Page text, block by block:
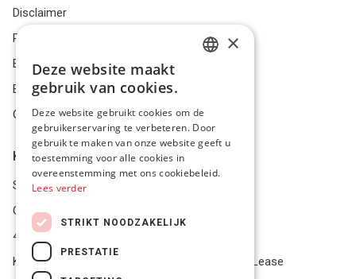
Disclaimer
Privacybeleid
Bestelling herroepen
Betalingsmiddelen
Geschillen
Klantenservice
Service Center
Onze winkel
4.9 op 5 gescoord op Trustpilot
Koop je materiaal op afbetaling met Pro Gear Lease
ENGLISH
×
Deze website maakt
gebruik van cookies.
Deze website gebruikt cookies om de
gebruikerservaring te verbeteren. Door
gebruik te maken van onze website geeft u
toestemming voor alle cookies in
overeenstemming met ons cookiebeleid.
Lees verder
STRIKT NOODZAKELIJK
PRESTATIE